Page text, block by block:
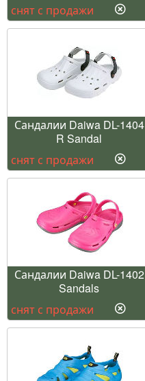
снят с продажи
Сандалии Daiwa DL-1404
R Sandal
снят с продажи
Сандалии Daiwa DL-1402
Sandals
снят с продажи